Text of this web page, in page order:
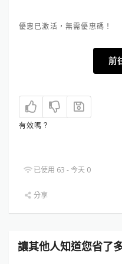
優惠已激活，無需優惠碼！
前
有效嗎？
已使用 63 - 今天 0
分享
讓其他人知道您省了